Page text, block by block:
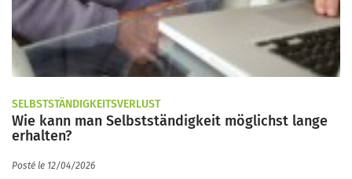
SELBSTSTÄNDIGKEITSVERLUST
Wie kann man Selbstständigkeit möglichst lange
erhalten?
Posté le 12/04/2026